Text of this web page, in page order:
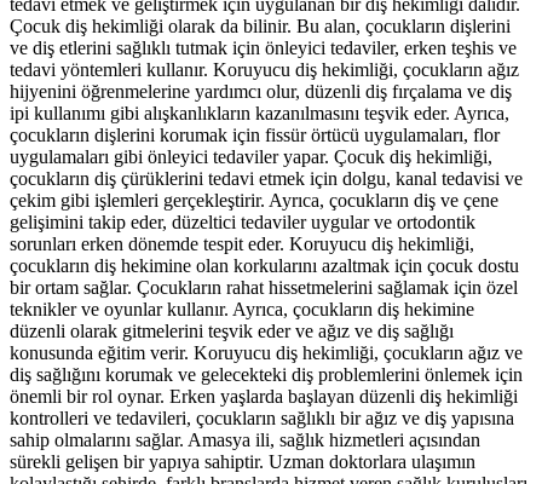
tedavi etmek ve geliştirmek için uygulanan bir diş hekimliği dalıdır.
Çocuk diş hekimliği olarak da bilinir. Bu alan, çocukların dişlerini
ve diş etlerini sağlıklı tutmak için önleyici tedaviler, erken teşhis ve
tedavi yöntemleri kullanır. Koruyucu diş hekimliği, çocukların ağız
hijyenini öğrenmelerine yardımcı olur, düzenli diş fırçalama ve diş
ipi kullanımı gibi alışkanlıkların kazanılmasını teşvik eder. Ayrıca,
çocukların dişlerini korumak için fissür örtücü uygulamaları, flor
uygulamaları gibi önleyici tedaviler yapar. Çocuk diş hekimliği,
çocukların diş çürüklerini tedavi etmek için dolgu, kanal tedavisi ve
çekim gibi işlemleri gerçekleştirir. Ayrıca, çocukların diş ve çene
gelişimini takip eder, düzeltici tedaviler uygular ve ortodontik
sorunları erken dönemde tespit eder. Koruyucu diş hekimliği,
çocukların diş hekimine olan korkularını azaltmak için çocuk dostu
bir ortam sağlar. Çocukların rahat hissetmelerini sağlamak için özel
teknikler ve oyunlar kullanır. Ayrıca, çocukların diş hekimine
düzenli olarak gitmelerini teşvik eder ve ağız ve diş sağlığı
konusunda eğitim verir. Koruyucu diş hekimliği, çocukların ağız ve
diş sağlığını korumak ve gelecekteki diş problemlerini önlemek için
önemli bir rol oynar. Erken yaşlarda başlayan düzenli diş hekimliği
kontrolleri ve tedavileri, çocukların sağlıklı bir ağız ve diş yapısına
sahip olmalarını sağlar. Amasya ili, sağlık hizmetleri açısından
sürekli gelişen bir yapıya sahiptir. Uzman doktorlara ulaşımın